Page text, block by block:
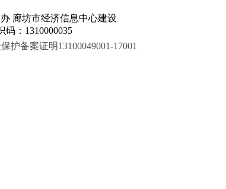
廊坊市经济信息中心建设
：1310000035
护备案证明13100049001-17001